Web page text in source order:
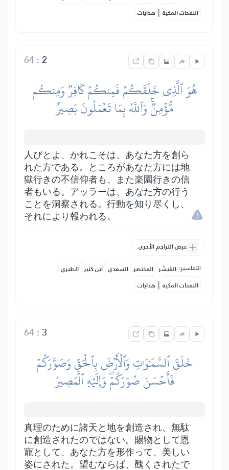
النفحات المكية | هدايات
2
:
64
هُوَ ٱلَّذِي خَلَقَكُمۡ فَمِنكُمۡ كَافِرٞ وَمِنكُم
مُّؤۡمِنٞۚ وَٱللَّهُ بِمَا تَعۡمَلُونَ بَصِيرٌ
人びとよ、かれこそは、あなた方を創ら
れた方である。ところがあなた方には地
獄行きの不信仰者も、また楽園行きの信
者もいる。アッラーは、あなた方の行う
ことを洞察される。行動を知り尽くし、
それにより報われる。
عرض التراجم الأخرى
التفاسير: المُيسَّر المختصر السعدي ابن كثير الطبري
النفحات المكية | هدايات
3
:
64
خَلَقَ ٱلسَّمَٰوَٰتِ وَٱلۡأَرۡضَ بِٱلۡحَقِّ وَصَوَّرَكُمۡ
فَأَحۡسَنَ صُوَرَكُمۡۖ وَإِلَيۡهِ ٱلۡمَصِيرُ
真理のために諸天と地を創造され、無駄
に創造されたのではない。賜物として恩
寵として、あなた方を形作って、美しい
姿にされた。望むならば、醜くされたで